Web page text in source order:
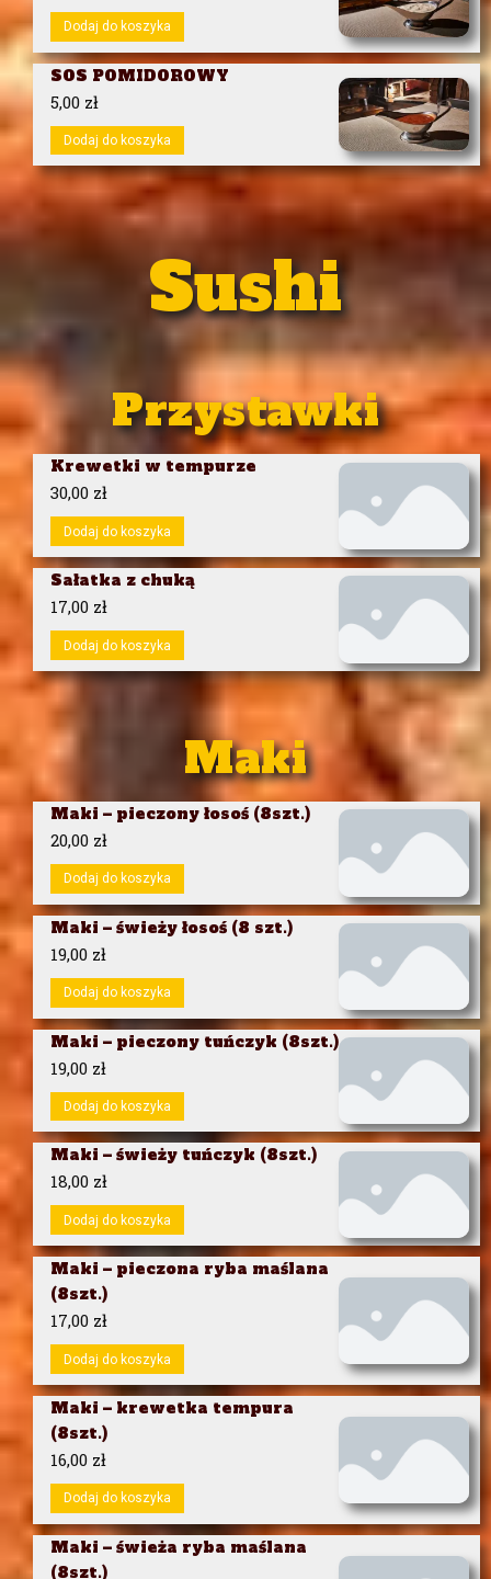
Dodaj do koszyka
SOS POMIDOROWY
5,00 zł
Dodaj do koszyka
Sushi
Przystawki
Krewetki w tempurze
30,00 zł
Dodaj do koszyka
Sałatka z chuką
17,00 zł
Dodaj do koszyka
Maki
Maki – pieczony łosoś (8szt.)
20,00 zł
Dodaj do koszyka
Maki – świeży łosoś (8 szt.)
19,00 zł
Dodaj do koszyka
Maki – pieczony tuńczyk (8szt.)
19,00 zł
Dodaj do koszyka
Maki – świeży tuńczyk (8szt.)
18,00 zł
Dodaj do koszyka
Maki – pieczona ryba maślana
(8szt.)
17,00 zł
Dodaj do koszyka
Maki – krewetka tempura
(8szt.)
16,00 zł
Dodaj do koszyka
Maki – świeża ryba maślana
(8szt.)